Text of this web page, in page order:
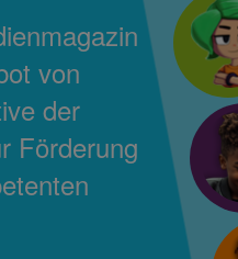
von
der
Förderung